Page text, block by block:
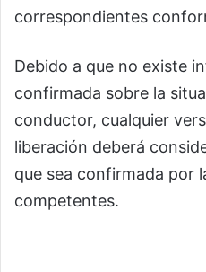
correspondientes
Debido a que no existe
confirmada sobre la
conductor, cualquier
liberación deberá
que sea confirmada por
competentes.